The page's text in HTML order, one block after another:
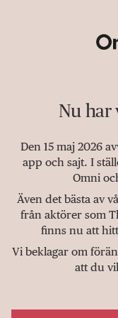
Nu har
Den 15 maj 2026
app och sajt. I
Omni
Även det bästa av
från aktörer som
finns nu att
Vi beklagar om
att du